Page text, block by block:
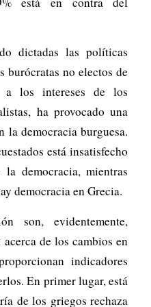
dictadas las políticas
burócratas no electos de
a los intereses de los
ha provocado una
la democracia burguesa.
está insatisfecho
democracia, mientras
democracia en Grecia.
son, evidentemente,
de los cambios en
indicadores
En primer lugar, está
de los griegos rechaza